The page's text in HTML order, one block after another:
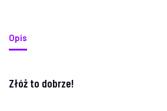
Opis
Złóż to dobrze!